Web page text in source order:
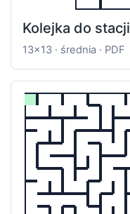
Kolejka do stacji
13x13 · średnia · PDF